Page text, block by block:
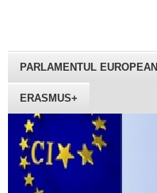
PARLAMENTUL EUROPEAN
ERASMUS+